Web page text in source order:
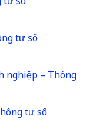
tư số
nghiệp – Thông
tư số